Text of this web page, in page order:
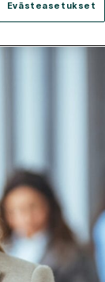
Evästeasetukset